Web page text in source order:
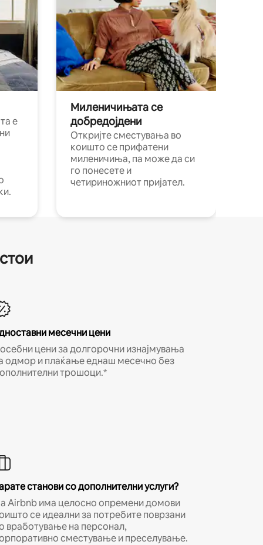
е
Миленичињата се
добредојдени
Откријте сместувања во
коишто се прифатени
миленичиња, па може да си
го понесете и
четириножниот пријател.
месечни цени
цени за долгорочни изнајмувања
одмор и плаќање еднаш месечно без
трошоци.*
станови со дополнителни услуги?
Airbnb има целосно опремени домови
се идеални за потребите поврзани
вработување на персонал,
сместување и преселување.